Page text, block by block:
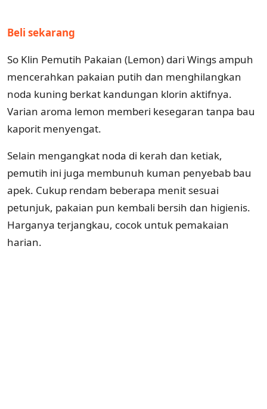
Beli sekarang
So Klin Pemutih Pakaian (Lemon) dari Wings ampuh
mencerahkan pakaian putih dan menghilangkan
noda kuning berkat kandungan klorin aktifnya.
Varian aroma lemon memberi kesegaran tanpa bau
kaporit menyengat.
Selain mengangkat noda di kerah dan ketiak,
pemutih ini juga membunuh kuman penyebab bau
apek. Cukup rendam beberapa menit sesuai
petunjuk, pakaian pun kembali bersih dan higienis.
Harganya terjangkau, cocok untuk pemakaian
harian.